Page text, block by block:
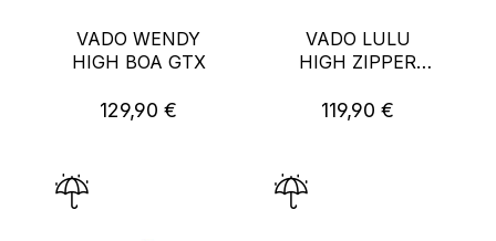
VADO WENDY
HIGH BOA GTX
Regulärer Preis:
129,90 €
VADO LULU
HIGH ZIPPER
Regulärer Preis:
119,90 €